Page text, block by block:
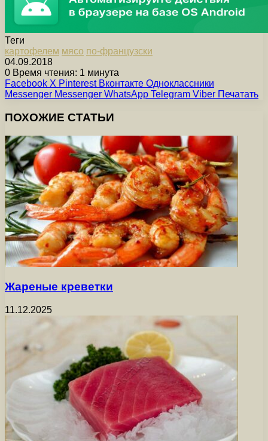
Теги
картофелем мясо по-французски
04.09.2018
0 Время чтения: 1 минута
Facebook X Pinterest Вконтакте Одноклассники
Messenger Messenger WhatsApp Telegram Viber Печатать
ПОХОЖИЕ СТАТЬИ
Жареные креветки
11.12.2025